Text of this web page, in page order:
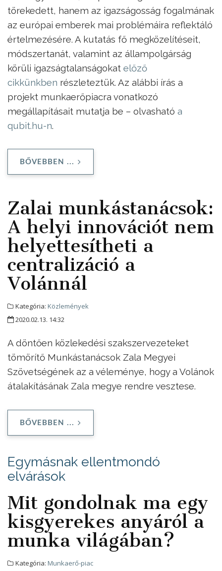
törekedett, hanem az igazságosság fogalmának
az európai emberek mai problémáira reflektáló
értelmezésére. A kutatás fő megközelítéseit,
módszertanát, valamint az állampolgárság
körüli igazságtalanságokat előző
cikkünkben részleteztük. Az alábbi írás a
projekt munkaerőpiacra vonatkozó
megállapításait mutatja be – olvasható a
qubit.hu-n.
BŐVEBBEN ...
Zalai munkástanácsok:
A helyi innovációt nem
helyettesítheti a
centralizáció a
Volánnál
Kategória: Közlemények
2020.02.13. 14:32
A döntően közlekedési szakszervezeteket
tömörítő Munkástanácsok Zala Megyei
Szövetségének az a véleménye, hogy a Volánok
átalakításának Zala megye rendre vesztese.
BŐVEBBEN ...
Egymásnak ellentmondó
elvárások
Mit gondolnak ma egy
kisgyerekes anyáról a
munka világában?
Kategória: Munkaerő-piac